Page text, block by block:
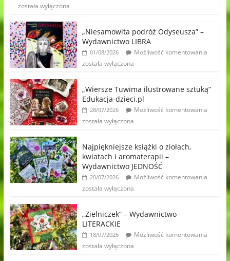
została wyłączona
„Niesamowita podróż Odyseusza” –
Wydawnictwo LIBRA
01/08/2026
Możliwość komentowania
została wyłączona
„Wiersze Tuwima ilustrowane sztuką”
Edukacja-dzieci.pl
28/07/2026
Możliwość komentowania
została wyłączona
Najpiękniejsze książki o ziołach,
kwiatach i aromaterapii –
Wydawnictwo JEDNOŚĆ
20/07/2026
Możliwość komentowania
została wyłączona
„Zielniczek” – Wydawnictwo
LITERACKIE
18/07/2026
Możliwość komentowania
została wyłączona